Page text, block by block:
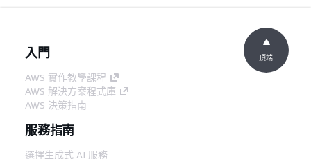
入門
AWS 實作教學課程
AWS 解決方案程式庫
AWS 決策指南
服務指南
選擇生成式 AI 服務
頂端